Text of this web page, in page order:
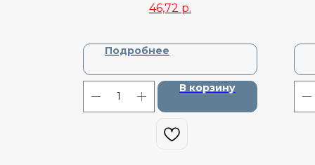
46,72 р.
Подробнее
В корзину